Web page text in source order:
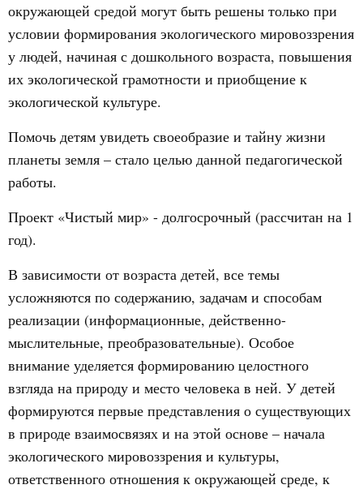
окружающей средой могут быть решены только при
условии формирования экологического мировоззрения
у людей, начиная с дошкольного возраста, повышения
их экологической грамотности и приобщение к
экологической культуре.
Помочь детям увидеть своеобразие и тайну жизни
планеты земля – стало целью данной педагогической
работы.
Проект «Чистый мир» - долгосрочный (рассчитан на 1
год).
В зависимости от возраста детей, все темы
усложняются по содержанию, задачам и способам
реализации (информационные, действенно-
мыслительные, преобразовательные). Особое
внимание уделяется формированию целостного
взгляда на природу и место человека в ней. У детей
формируются первые представления о существующих
в природе взаимосвязях и на этой основе – начала
экологического мировоззрения и культуры,
ответственного отношения к окружающей среде, к